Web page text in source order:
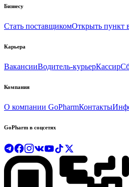
Бизнесу
Стать поставщикомОткрыть пункт
Карьера
ВакансииВодитель-курьерКассир
Компания
О компании GoPharmКонтакты
GoPharm в соцсетях